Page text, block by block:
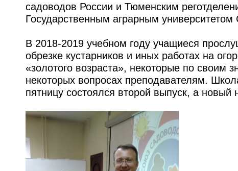
садоводов России и Тюменским
Государственным аграрным университетом
В 2018-2019 учебном году учащиеся
обрезке кустарников и иных работах на
«золотого возраста», некоторые по своим
некоторых вопросах преподавателям.
пятницу состоялся второй выпуск, а новый